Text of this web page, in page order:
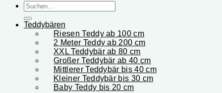
Suchen
nach:
Teddybären
Riesen Teddy ab 100 cm
2 Meter Teddy ab 200 cm
XXL Teddybär ab 80 cm
Großer Teddybär ab 40 cm
Mittlerer Teddybär bis 40 cm
Kleiner Teddybär bis 30 cm
Baby Teddy bis 20 cm